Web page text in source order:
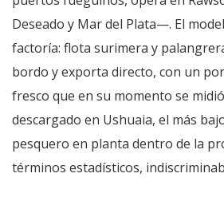
Deseado y Mar del Plata—. El
factoría: flota surimera y
bordo y exporta directo, con un
fresco que en su momento se
descargado en Ushuaia, el más
pesquero en planta dentro de la
términos estadísticos,